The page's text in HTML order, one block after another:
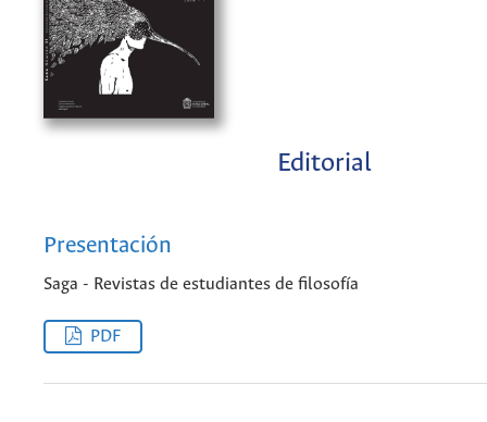
Editorial
Presentación
Saga - Revistas de estudiantes de filosofía
PDF